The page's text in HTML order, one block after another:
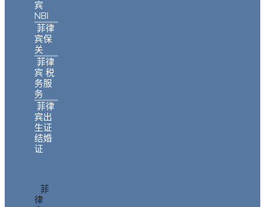
宾
NBI
菲律
宾保
关
菲律
宾 税
务服
务
菲律
宾出
生证
结婚
证
菲
律